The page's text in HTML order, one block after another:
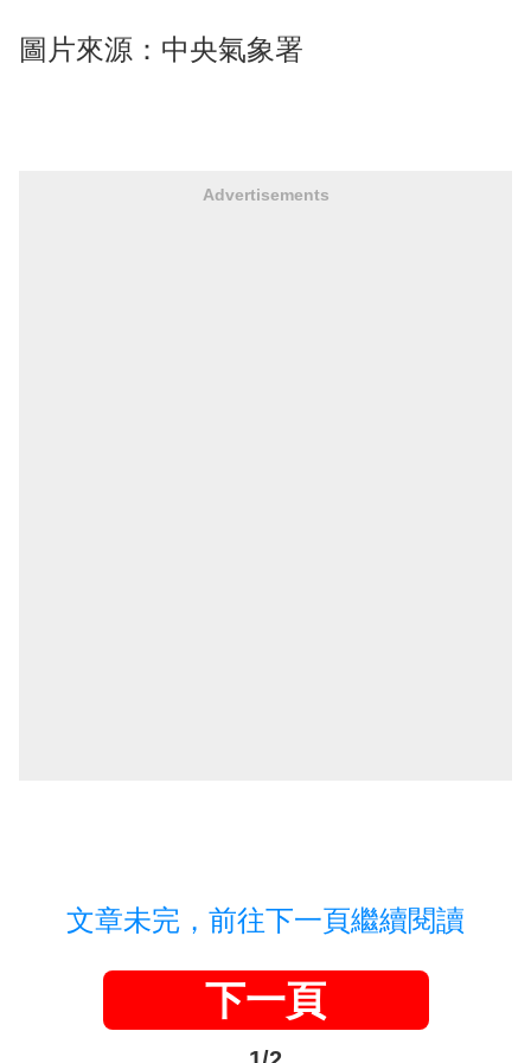
圖片來源：中央氣象署
Advertisements
文章未完，前往下一頁繼續閱讀
下一頁